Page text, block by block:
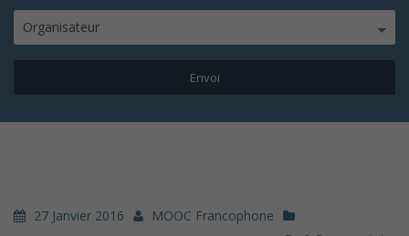
Organisateur
27 Janvier 2016
MOOC Francophone